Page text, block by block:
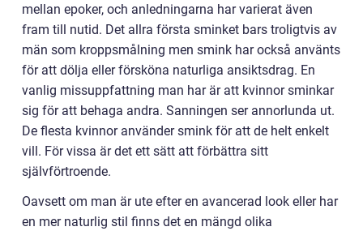
mellan epoker, och anledningarna har varierat även
fram till nutid. Det allra första sminket bars troligtvis av
män som kroppsmålning men smink har också använts
för att dölja eller försköna naturliga ansiktsdrag. En
vanlig missuppfattning man har är att kvinnor sminkar
sig för att behaga andra. Sanningen ser annorlunda ut.
De flesta kvinnor använder smink för att de helt enkelt
vill. För vissa är det ett sätt att förbättra sitt
självförtroende.
Oavsett om man är ute efter en avancerad look eller har
en mer naturlig stil finns det en mängd olika